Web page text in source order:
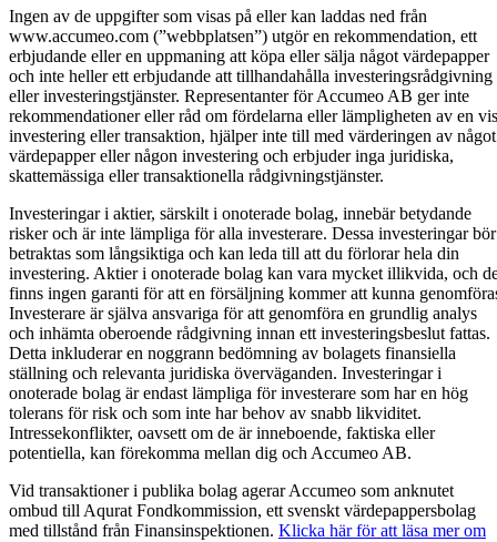
Ingen av de uppgifter som visas på eller kan laddas ned från
www.accumeo.com (”webbplatsen”) utgör en rekommendation, ett
erbjudande eller en uppmaning att köpa eller sälja något värdepapper
och inte heller ett erbjudande att tillhandahålla investeringsrådgivning
eller investeringstjänster. Representanter för Accumeo AB ger inte
rekommendationer eller råd om fördelarna eller lämpligheten av en
investering eller transaktion, hjälper inte till med värderingen av något
värdepapper eller någon investering och erbjuder inga juridiska,
skattemässiga eller transaktionella rådgivningstjänster.
Investeringar i aktier, särskilt i onoterade bolag, innebär betydande
risker och är inte lämpliga för alla investerare. Dessa investeringar bör
betraktas som långsiktiga och kan leda till att du förlorar hela din
investering. Aktier i onoterade bolag kan vara mycket illikvida, och
finns ingen garanti för att en försäljning kommer att kunna
Investerare är själva ansvariga för att genomföra en grundlig analys
och inhämta oberoende rådgivning innan ett investeringsbeslut fattas.
Detta inkluderar en noggrann bedömning av bolagets finansiella
ställning och relevanta juridiska överväganden. Investeringar i
onoterade bolag är endast lämpliga för investerare som har en hög
tolerans för risk och som inte har behov av snabb likviditet.
Intressekonflikter, oavsett om de är inneboende, faktiska eller
potentiella, kan förekomma mellan dig och Accumeo AB.
Vid transaktioner i publika bolag agerar Accumeo som anknutet
ombud till Aqurat Fondkommission, ett svenskt värdepappersbolag
med tillstånd från Finansinspektionen. Klicka här för att läsa mer om